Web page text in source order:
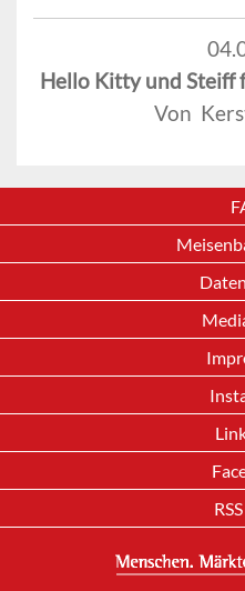
Hello Kitty und Steiff
Von